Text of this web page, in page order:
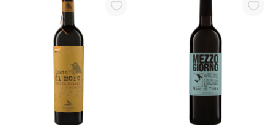
In den Warenkorb